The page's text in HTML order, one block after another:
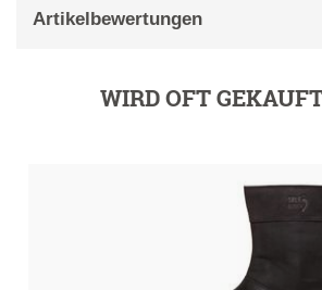
Artikelbewertungen
WIRD OFT